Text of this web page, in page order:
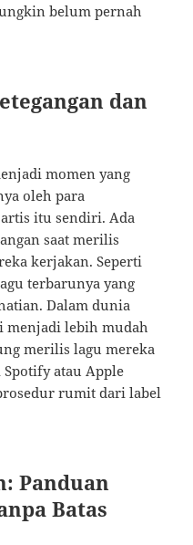
belum pernah
dan
momen yang
oleh para
itu sendiri. Ada
saat merilis
kerjakan. Seperti
terbarunya yang
Dalam dunia
lebih mudah
merilis lagu mereka
atau Apple
rumit dari label
Panduan
Batas